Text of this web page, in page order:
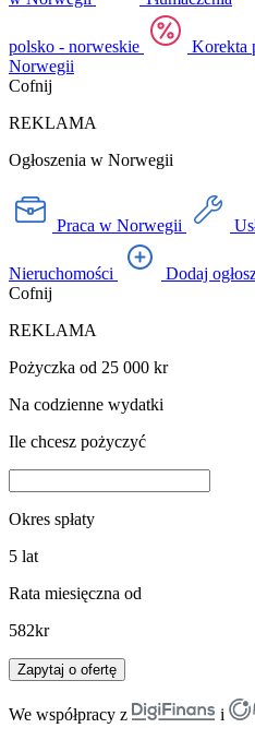
polsko - norweskie Korekta
Norwegii
Cofnij
REKLAMA
Ogłoszenia w Norwegii
Praca w Norwegii
Nieruchomości Dodaj
Cofnij
REKLAMA
Pożyczka od 25 000 kr
Na codzienne wydatki
Ile chcesz pożyczyć
Okres spłaty
5 lat
Rata miesięczna od
582kr
Zapytaj o ofertę
We współpracy z
i